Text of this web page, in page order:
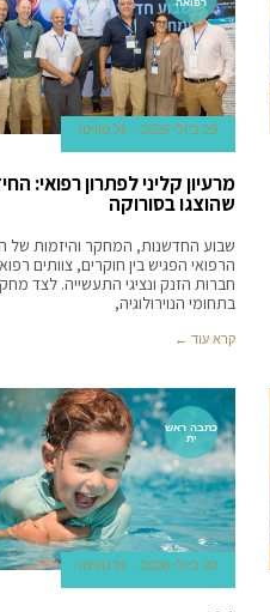
29 ביולי 2026 גל טוויטו
מרעיון קליני לפתרון רפואי:
שהוצגו בסורוקה
שבוע החדשנות, המחקר והיזמות של
הרפואי הפגיש בין חוקרים, צוותים
חברות הזנק ונציגי התעשייה. לצד
בתחומי הנוירולוגיה,
קרא עוד ←
כתבה ראש
ית
20 ביולי 2026 גל טוויטו